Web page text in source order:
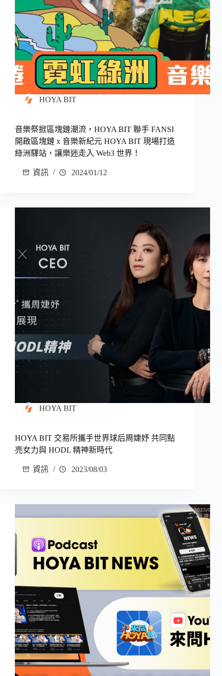
HOYA BIT
音樂祭掀區塊鏈潮流，HOYA BIT 聯手 FANSI
開啟區塊鏈 x 音樂新紀元 HOYA BIT 現場打造
綠洲驛站，讓樂迷走入 Web3 世界！
資訊 2024/01/12
HOYA BIT
HOYA BIT 交易所攜手世界球后周婕妤 共同點
亮女力與 HODL 精神新時代
資訊 2023/08/03